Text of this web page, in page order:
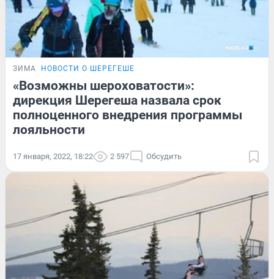
ЗИМА НОВОСТИ О ШЕРЕГЕШЕ
«Возможны шероховатости»:
дирекция Шерегеша назвала срок
полноценного внедрения программы
лояльности
17 января, 2022, 18:22 2 597 Обсудить